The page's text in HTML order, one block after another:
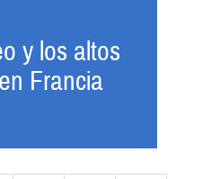
y los altos
Francia